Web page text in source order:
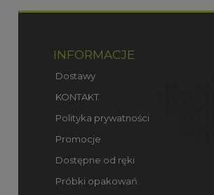
INFORMACJE
Dostawy
KONTAKT
Polityka prywatności
Promocje
Dostępne od ręki
Próbki opakowań